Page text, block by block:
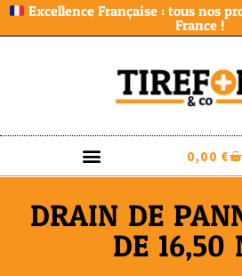
Excellence Française : tous nos
France !
0,00 €
DRAIN DE
DE 16,50